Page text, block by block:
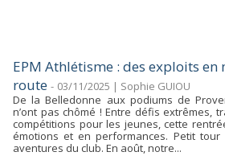
EPM Athlétisme : des exploits
route - 03/11/2025 | Sophie GUIOU
De la Belledonne aux podiums de
n’ont pas chômé ! Entre défis extrêmes,
compétitions pour les jeunes, cette
émotions et en performances. Petit tour
aventures du club. En août, notre...